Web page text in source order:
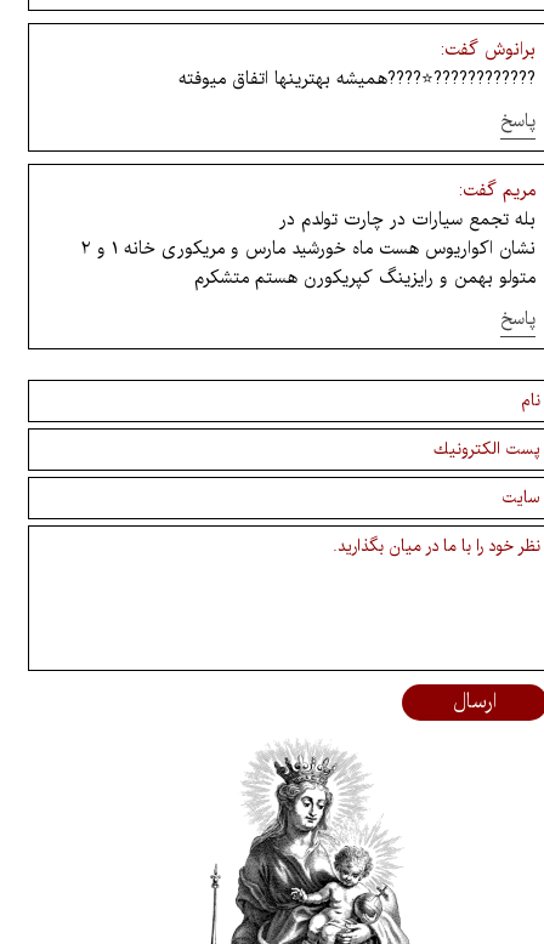
برانوش گفت:
????????????⭐????همیشه بهترینها اتفاق میوفته
پاسخ
مریم گفت:
بله تجمع سیارات در چارت تولدم در
نشان اکواریوس هست ماه خورشید مارس و مریکوری خانه ۱ و ۲
متولو بهمن و رایزینگ کپریکورن هستم متشکرم
پاسخ
ارسال